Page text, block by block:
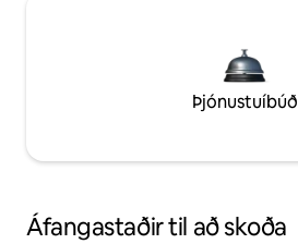
Þjónustuíbúð
Áfangastaðir til að skoða